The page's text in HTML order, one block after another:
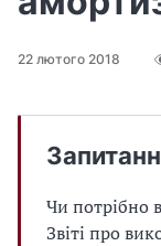
22 лютого 2018
Чи потрібно
Звіті про